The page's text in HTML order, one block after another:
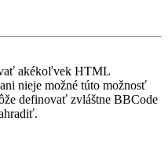
akékoľvek HTML
nieje možné túto možnosť
definovať zvláštne BBCode